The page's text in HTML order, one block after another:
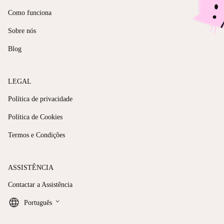
Como funciona
Sobre nós
Blog
LEGAL
Política de privacidade
Política de Cookies
Termos e Condições
ASSISTÊNCIA
Contactar a Assistência
Português keyboard_arrow_down